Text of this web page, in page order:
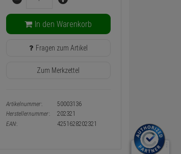
In den Warenkorb
Fragen zum Artikel
Zum Merkzettel
Artikelnummer:
50003136
Herstellernummer:
202321
EAN:
4251628202321